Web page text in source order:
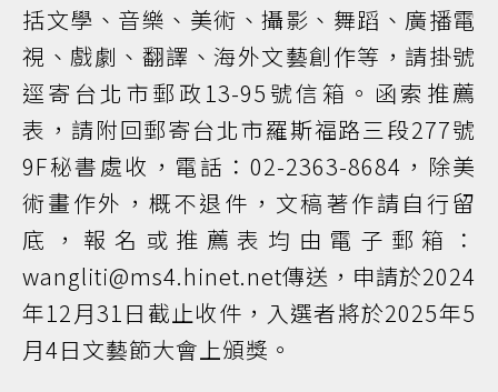
括文學、音樂、美術、攝影、舞蹈、廣播電
視、戲劇、翻譯、海外文藝創作等，請掛號
逕寄台北市郵政13-95號信箱。函索推薦
表，請附回郵寄台北市羅斯福路三段277號
9F秘書處收，電話：02-2363-8684，除美
術畫作外，概不退件，文稿著作請自行留
底，報名或推薦表均由電子郵箱：
wangliti@ms4.hinet.net傳送，申請於2024
年12月31日截止收件，入選者將於2025年5
月4日文藝節大會上頒獎。